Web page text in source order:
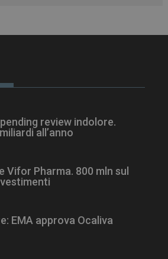
review indolore.
all’anno
Vifor Pharma. 800 mln sul
EMA approva Ocaliva